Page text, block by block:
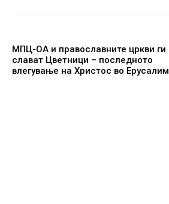
МПЦ-ОА и православните цркви ги
слават Цветници – последното
влегување на Христос во Ерусалим